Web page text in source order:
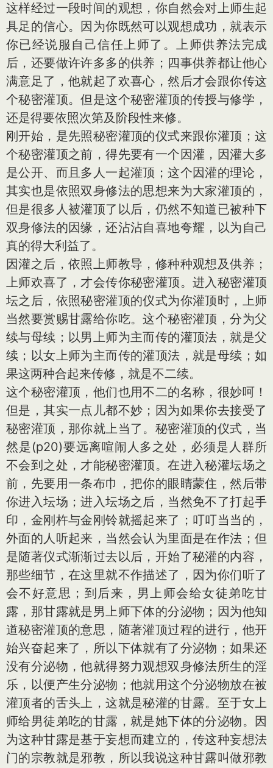
这样经过一段时间的观想，你自然会对上师生起
具足的信心。因为你既然可以观想成功，就表示
你已经说服自己信任上师了。上师供养法完成
后，还要做许许多多的供养；四事供养都让他心
满意足了，他就起了欢喜心，然后才会跟你传这
个秘密灌顶。但是这个秘密灌顶的传授与修学，
还是得要依照次第及阶段性来修。
刚开始，是先照秘密灌顶的仪式来跟你灌顶；这
个秘密灌顶之前，得先要有一个因灌，因灌大多
是公开、而且多人一起灌顶；这个因灌的理论，
其实也是依照双身修法的思想来为大家灌顶的，
但是很多人被灌顶了以后，仍然不知道已被种下
双身修法的因缘，还沾沾自喜地夸耀，以为自己
真的得大利益了。
因灌之后，依照上师教导，修种种观想及供养；
上师欢喜了，才会传你秘密灌顶。进入秘密灌顶
坛之后，依照秘密灌顶的仪式为你灌顶时，上师
当然要赏赐甘露给你吃。这个秘密灌顶，分为父
续与母续；以男上师为主而传的灌顶法，就是父
续；以女上师为主而传的灌顶法，就是母续；如
果这两种合起来传修，就是不二续。
这个秘密灌顶，他们也用不二的名称，很妙呵！
但是，其实一点儿都不妙；因为如果你去接受了
秘密灌顶，那你就上当了。秘密灌顶的仪式，当
然是(p20)要远离喧闹人多之处，必须是人群所
不会到之处，才能秘密灌顶。在进入秘灌坛场之
前，先要用一条布巾，把你的眼睛蒙住，然后带
你进入坛场；进入坛场之后，当然免不了打起手
印，金刚杵与金刚铃就摇起来了；叮叮当当的，
外面的人听起来，当然会认为里面是在作法；但
是随著仪式渐渐过去以后，开始了秘灌的内容，
那些细节，在这里就不作描述了，因为你们听了
会不好意思；到后来，男上师会给女徒弟吃甘
露，那甘露就是男上师下体的分泌物；因为他知
道秘密灌顶的意思，随著灌顶过程的进行，他开
始兴奋起来了，所以下体就有了分泌物；如果还
没有分泌物，他就得努力观想双身修法所生的淫
乐，以便产生分泌物；他就用这个分泌物放在被
灌顶者的舌头上，这就是秘灌的甘露。至于女上
师给男徒弟吃的甘露，就是她下体的分泌物。因
为这种甘露是基于妄想而建立的，传这种妄想法
门的宗教就是邪教，所以我说这种甘露叫做邪教